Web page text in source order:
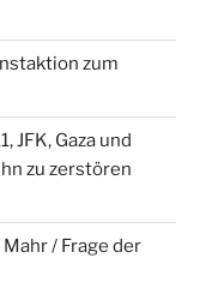
zum
JFK, Gaza und
zu zerstören
/ Frage der